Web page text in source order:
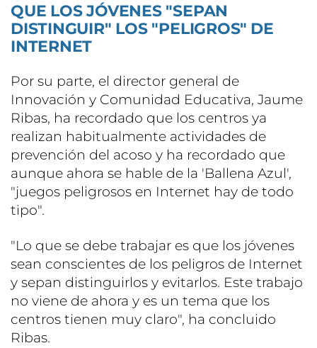
QUE LOS JÓVENES "SEPAN
DISTINGUIR" LOS "PELIGROS" DE
INTERNET
Por su parte, el director general de
Innovación y Comunidad Educativa, Jaume
Ribas, ha recordado que los centros ya
realizan habitualmente actividades de
prevención del acoso y ha recordado que
aunque ahora se hable de la 'Ballena Azul',
"juegos peligrosos en Internet hay de todo
tipo".
"Lo que se debe trabajar es que los jóvenes
sean conscientes de los peligros de Internet
y sepan distinguirlos y evitarlos. Este trabajo
no viene de ahora y es un tema que los
centros tienen muy claro", ha concluido
Ribas.